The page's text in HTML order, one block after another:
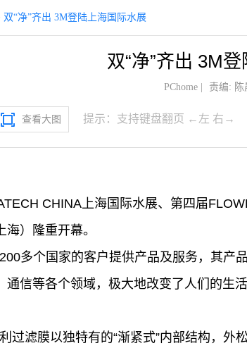
双“净”齐出 3M登陆上海国际水展
双“净”齐出 3M
PChome| 责编: 陈
查看大图 提示：支持键盘翻页 ←左 右→
CHINA上海国际水展、第四届
海）隆重开幕。
多个国家的客户提供产品及服务，其产
通信等各个领域，极大地改变了人们的生
过滤膜以独特有的“渐紧式”内部结构，